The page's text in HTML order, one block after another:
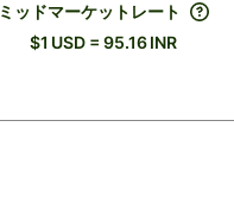
ミッドマーケットレート
$1 USD = 95.16 INR